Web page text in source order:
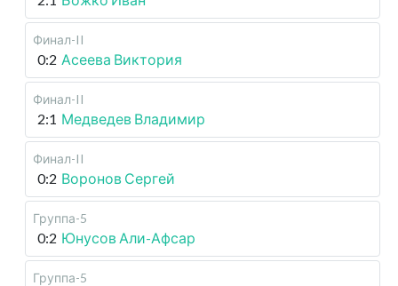
Финал-II
0:2 Асеева Виктория
Финал-II
2:1 Медведев Владимир
Финал-II
0:2 Воронов Сергей
Группа-5
0:2 Юнусов Али-Афсар
Группа-5